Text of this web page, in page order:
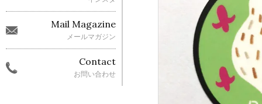
Mail Magazine
メールマガジン
Contact
お問い合わせ